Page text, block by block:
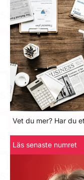
Vet du mer? Har du
Läs senaste numret